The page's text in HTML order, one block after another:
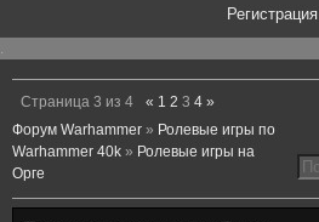
Регистрация
.
Страница 3 из 4 « 1 2 3 4 »
Форум Warhammer » Ролевые игры по
Warhammer 40k » Ролевые игры на
Орге